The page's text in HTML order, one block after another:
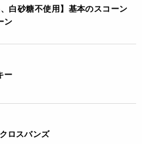
、白砂糖不使用】基本のスコーン
ン
ー
ロスバンズ